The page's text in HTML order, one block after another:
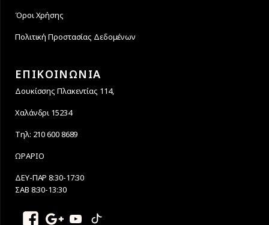
Όροι Χρήσης
Πολιτική Προστασίας Δεδομένων
ΕΠΙΚΟΙΝΩΝΙΑ
Δουκίσσης Πλακεντίας 114,
Χαλάνδρι 15234
Τηλ: 210 600 8689
ΩΡΑΡΙΟ
ΔΕΥ-ΠΑΡ 8:30-17:30
ΣΑΒ 8:30-13:30